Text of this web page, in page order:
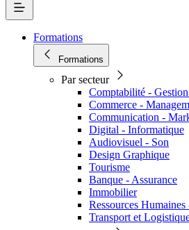
Formations
Formations
Par secteur
Comptabilité -
Commerce -
Communication -
Digital - Informatique
Audiovisuel - Son
Design Graphique
Tourisme
Banque - Assurance
Immobilier
Ressources Humaines
Transport et